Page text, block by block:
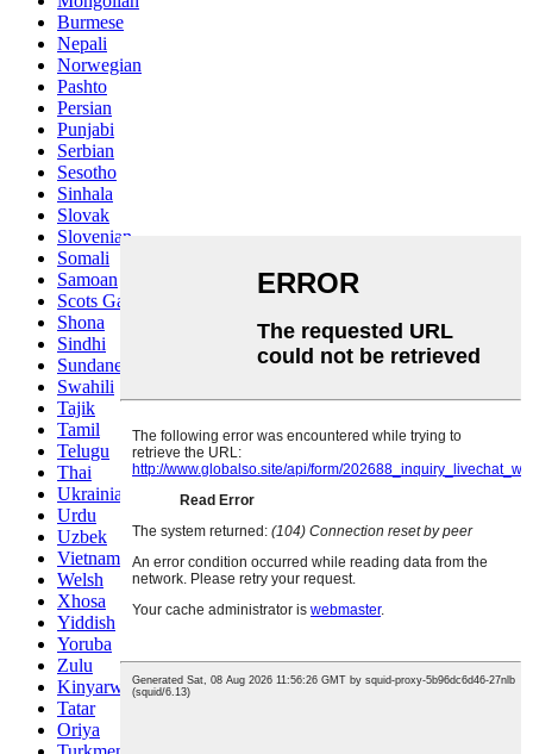
Burmese
Nepali
Norwegian
Pashto
Persian
Punjabi
Serbian
Sesotho
Sinhala
Slovak
Slovenian
Somali
Samoan
Scots Gaelic
Shona
Sindhi
Sundanese
Swahili
Tajik
Tamil
Telugu
Thai
Ukrainian
Urdu
Uzbek
Vietnamese
Welsh
Xhosa
Yiddish
Yoruba
Zulu
Kinyarwanda
Tatar
Oriya